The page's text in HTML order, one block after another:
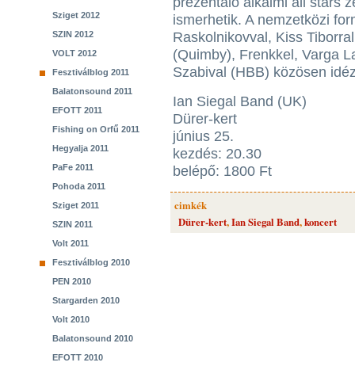
Sziget 2012
SZIN 2012
VOLT 2012
Fesztiválblog 2011
Balatonsound 2011
EFOTT 2011
Fishing on Orfű 2011
Hegyalja 2011
PaFe 2011
Pohoda 2011
Sziget 2011
SZIN 2011
Volt 2011
Fesztiválblog 2010
PEN 2010
Stargarden 2010
Volt 2010
Balatonsound 2010
EFOTT 2010
ismerhetik. A nemzetközi
Raskolnikovval, Kiss
(Quimby), Frenkkel, Varga
Szabival (HBB) közösen
Ian Siegal Band (UK)
Dürer-kert
június 25.
kezdés: 20.30
belépő: 1800 Ft
cimkék
Dürer-kert,Ian Siegal Band,koncert